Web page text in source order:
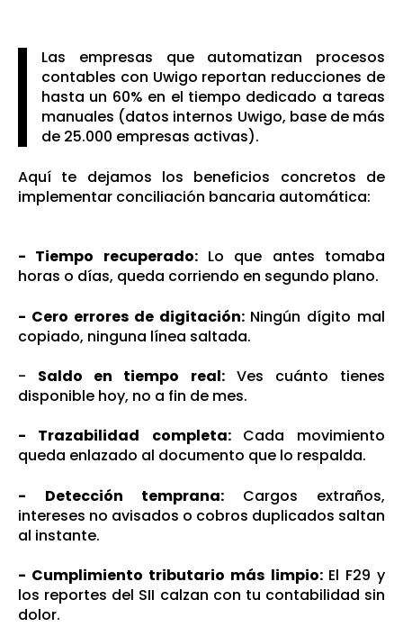
Las empresas que automatizan procesos
contables con Uwigo reportan reducciones de
hasta un 60% en el tiempo dedicado a tareas
manuales (datos internos Uwigo, base de más
de 25.000 empresas activas).
Aquí te dejamos los beneficios concretos de
implementar conciliación bancaria automática:
- Tiempo recuperado:Lo que antes tomaba
horas o días, queda corriendo en segundo plano.
- Cero errores de digitación: Ningún dígito mal
copiado, ninguna línea saltada.
- Saldo en tiempo real:Ves cuánto tienes
disponible hoy, no a fin de mes.
- Trazabilidad completa: Cada movimiento
queda enlazado al documento que lo respalda.
- Detección temprana: Cargos extraños,
intereses no avisados o cobros duplicados saltan
al instante.
- Cumplimiento tributario más limpio: El F29 y
los reportes del SII calzan con tu contabilidad sin
dolor.